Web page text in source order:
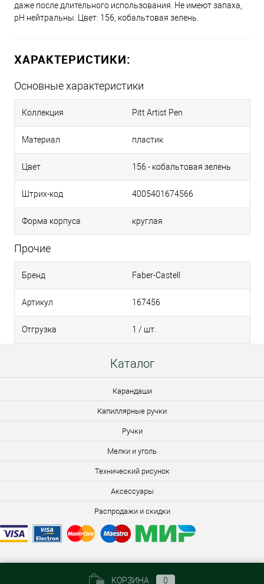
даже после длительного использования. Не имеют запаха,
рН нейтральны. Цвет: 156, кобальтовая зелень.
ХАРАКТЕРИСТИКИ:
Основные характеристики
Коллекция Pitt Artist Pen
Материал пластик
Цвет 156 - кобальтовая зелень
Штрих-код 4005401674566
Форма корпуса круглая
Прочие
Бренд Faber-Castell
Артикул 167456
Отгрузка 1 / шт.
Каталог
Карандаши
Капиллярные ручки
Ручки
Мелки и уголь
Технический рисунок
Аксессуары
Распродажи и скидки
КОРЗИНА 0